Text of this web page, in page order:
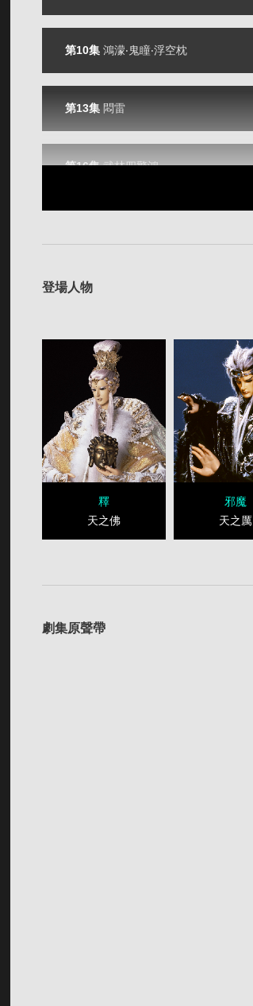
第10集 鴻濛‧鬼瞳‧浮空枕
第13集 悶雷
第16集 武林四驚鴻
第22集
第25集 塵外孤標意琦行
第28集 天魔鬥
第31集 天官降世‧奸詭現形
第34集 天下烽煙
第40集 名器觀論‧春秋動鋒雲
登場人物
釋
天之佛
邪魔
天之厲
劇集原聲帶